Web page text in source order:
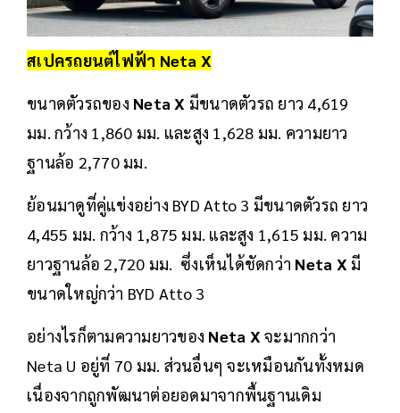
สเปครถยนต์ไฟฟ้า Neta X
ขนาดตัวรถของ Neta X มีขนาดตัวรถ ยาว 4,619
มม. กว้าง 1,860 มม. และสูง 1,628 มม. ความยาว
ฐานล้อ 2,770 มม.
ย้อนมาดูที่คู่แข่งอย่าง BYD Atto 3 มีขนาดตัวรถ ยาว
4,455 มม. กว้าง 1,875 มม. และสูง 1,615 มม. ความ
ยาวฐานล้อ 2,720 มม. ซึ่งเห็นได้ชัดกว่า Neta X มี
ขนาดใหญ่กว่า BYD Atto 3
อย่างไรก็ตามความยาวของ Neta X จะมากกว่า
Neta U อยู่ที่ 70 มม. ส่วนอื่นๆ จะเหมือนกันทั้งหมด
เนื่องจากถูกพัฒนาต่อยอดมาจากพื้นฐานเดิม